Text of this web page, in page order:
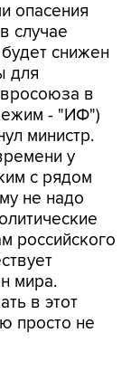
опасения
случае
снижен
для
в
- "ИФ")
министр.
у
с рядом
не надо
российского
мира.
в этот
просто не